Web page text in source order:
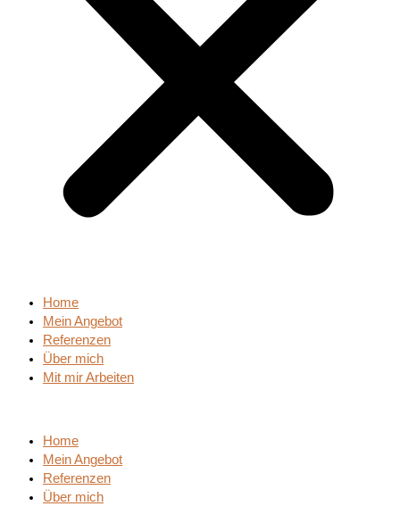
Home
Mein Angebot
Referenzen
Über mich
Mit mir Arbeiten
Home
Mein Angebot
Referenzen
Über mich